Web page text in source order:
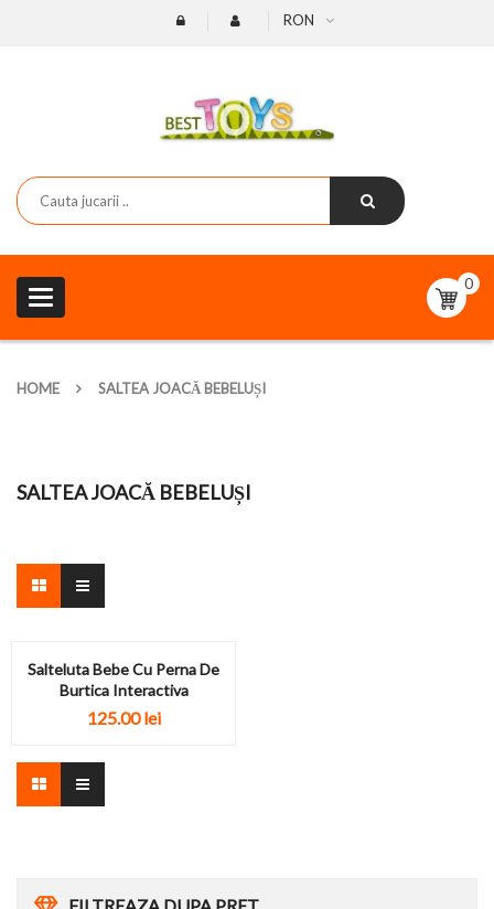
RON
Toggle
navigation
0
HOME SALTEA JOACĂ BEBELUȘI
SALTEA JOACĂ BEBELUȘI
Salteluta Bebe Cu Perna De
Burtica Interactiva
125.00lei